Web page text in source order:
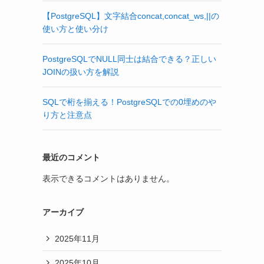
【PostgreSQL】文字結合concat,concat_ws,||の
使い方と使い分け
PostgreSQLでNULL同士は結合できる？正しい
JOINの扱い方を解説
SQLで桁を揃える！PostgreSQLでの0埋めのや
り方と注意点
最近のコメント
表示できるコメントはありません。
アーカイブ
2025年11月